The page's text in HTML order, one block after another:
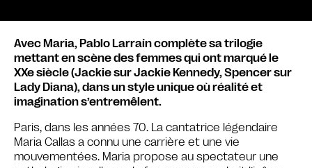
Avec Maria, Pablo Larraín complète sa trilogie
mettant en scène des femmes qui ont marqué le
XXe siècle (Jackie sur Jackie Kennedy, Spencer sur
Lady Diana), dans un style unique où réalité et
imagination s’entremêlent.
Paris, dans les années 70. La cantatrice légendaire
Maria Callas a connu une carrière et une vie
mouvementées. Maria propose au spectateur une